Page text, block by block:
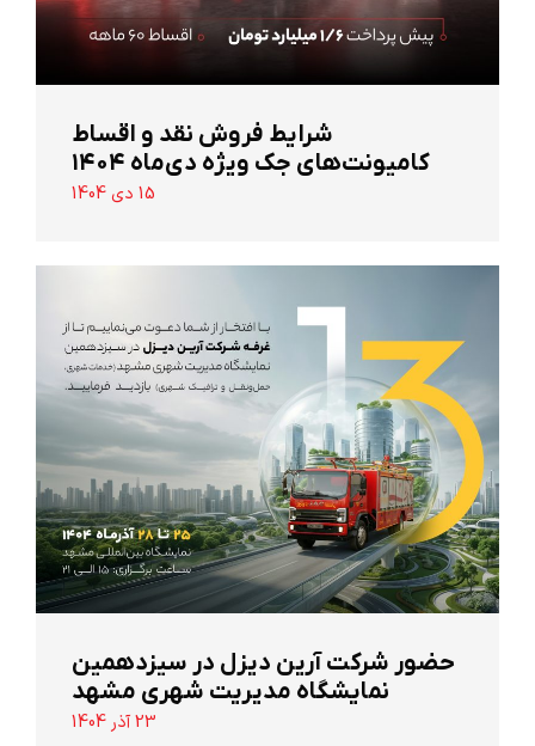
شرایط فروش نقد و اقساط
کامیونت‌های جک ویژه دی‌ماه ۱۴۰۴
15 دی 1404
حضور شرکت آرین ‌دیزل در سیزدهمین
نمایشگاه مدیریت شهری مشهد
23 آذر 1404